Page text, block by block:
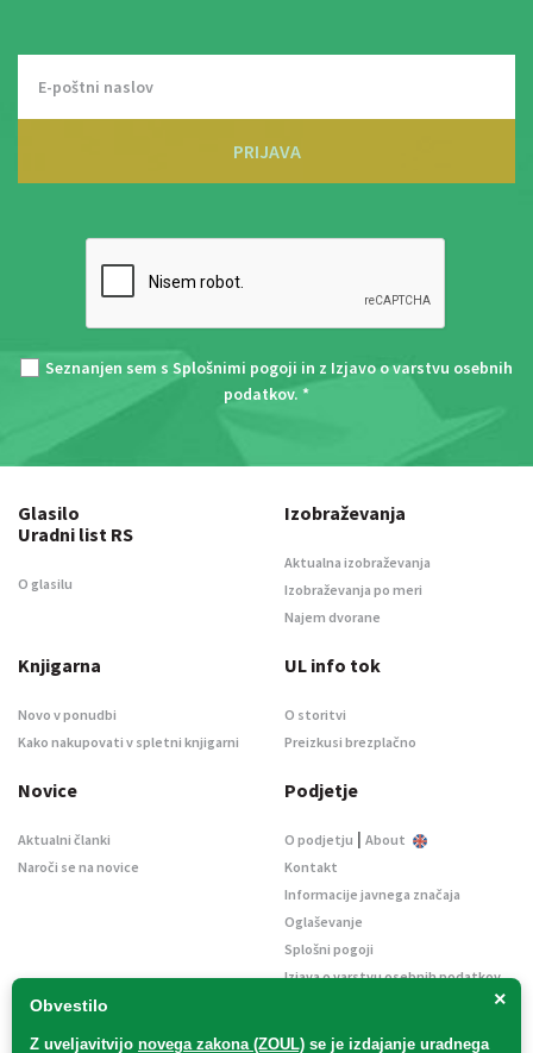
PRIJAVA
Seznanjen sem s Splošnimi pogoji in z Izjavo o varstvu osebnih
podatkov. *
×
Obvestilo
Z uveljavitvijo novega zakona (ZOUL) se je izdajanje uradnega
Glasilo
Uradni list RS
O glasilu
Izobraževanja
Aktualna izobraževanja
Izobraževanja po meri
Najem dvorane
Knjigarna
Novo v ponudbi
Kako nakupovati v spletni knjigarni
UL info tok
O storitvi
Preizkusi brezplačno
Novice
Aktualni članki
Naroči se na novice
Podjetje
O podjetju | About
Kontakt
Informacije javnega značaja
Oglaševanje
Splošni pogoji
Izjava o varstvu osebnih podatkov